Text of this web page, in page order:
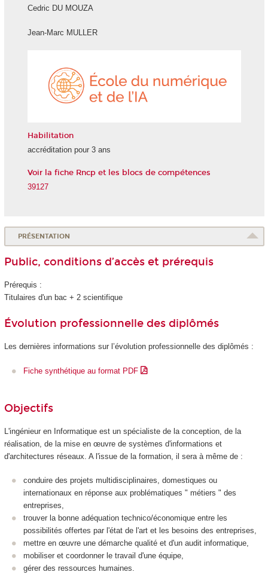
Cedric DU MOUZA
Jean-Marc MULLER
Habilitation
accréditation pour 3 ans
Voir la fiche Rncp et les blocs de compétences
39127
PRÉSENTATION
Public, conditions d’accès et prérequis
Prérequis :
Titulaires d'un bac + 2 scientifique
Évolution professionnelle des diplômés
Les dernières informations sur l’évolution professionnelle des diplômés :
Fiche synthétique au format PDF
Objectifs
L'ingénieur en Informatique est un spécialiste de la conception, de la
réalisation, de la mise en œuvre de systèmes d'informations et
d'architectures réseaux. A l'issue de la formation, il sera à même de :
conduire des projets multidisciplinaires, domestiques ou
internationaux en réponse aux problématiques " métiers " des
entreprises,
trouver la bonne adéquation technico/économique entre les
possibilités offertes par l'état de l'art et les besoins des entreprises,
mettre en œuvre une démarche qualité et d'un audit informatique,
mobiliser et coordonner le travail d'une équipe,
gérer des ressources humaines.